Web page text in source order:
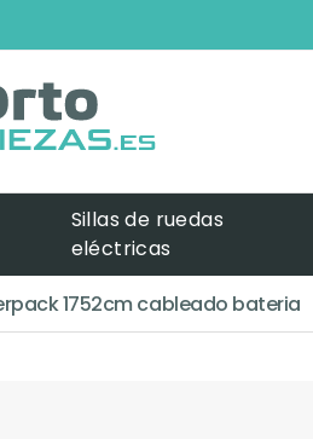
Sillas de ruedas
eléctricas
1752cm cableado bateria